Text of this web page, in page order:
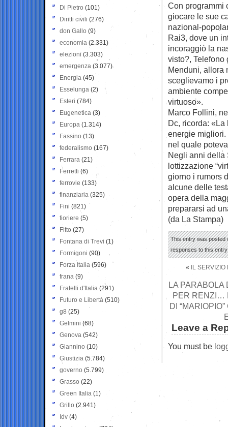
Con programmi
giocare le sue
nazional-
Rai3, dove un
incoraggiò la
visto?,
Menduni, allora
sceglievamo i
ambiente
virtuoso».
Marco Follini,
Dc, ricorda:
energie
nel quale
Negli anni della
lottizzazione
giorno i rumors
alcune delle
opera della
prepararsi ad
(da La Stampa)
This entry was posted
responses to this
« IL
LA PARABOLA
PER RENZI…
DI
Leave a
You must be
Di Pietro (101)
Diritti civili (276)
don Gallo (9)
economia (2.331)
elezioni (3.303)
emergenza (3.077)
Energia (45)
Esselunga (2)
Esteri (784)
Eugenetica (3)
Europa (1.314)
Fassino (13)
federalismo (167)
Ferrara (21)
Ferretti (6)
ferrovie (133)
finanziaria (325)
Fini (821)
fioriere (5)
Fitto (27)
Fontana di Trevi (1)
Formigoni (90)
Forza Italia (596)
frana (9)
Fratelli d'Italia (291)
Futuro e Libertà (510)
g8 (25)
Gelmini (68)
Genova (542)
Giannino (10)
Giustizia (5.784)
governo (5.799)
Grasso (22)
Green Italia (1)
Grillo (2.941)
Idv (4)